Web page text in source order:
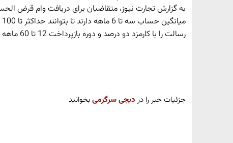
رسالت را با کارمزد دو درصد و دوره بازپرداخت 12 تا 60 ماهه از این بانک دریافت کنند.
جزئیات خبر را در دیجی سرگرمیبخوانید